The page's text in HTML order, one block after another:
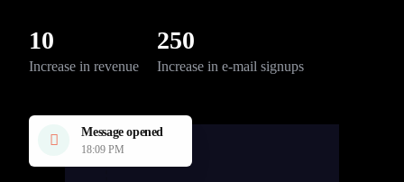
10
Increase in revenue
250
Increase in e-mail signups
Message opened
18:09 PM